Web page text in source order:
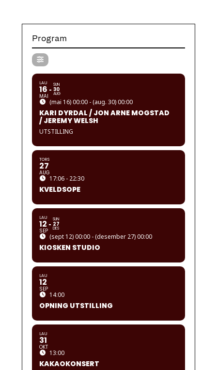
Program
LAU
16
MAI
SUN
30
AUG
(mai 16) 00:00 - (aug. 30) 00:00
KARI DYRDAL / JON ARNE MOGSTAD
/ JEREMY WELSH
UTSTILLING
TORS
27
AUG
17:06 - 22:30
KVELDSOPE
LAU
12
SEP
SUN
27
DES
(sept 12) 00:00 - (desember 27) 00:00
KIOSKEN STUDIO
LAU
12
SEP
14:00
OPNING UTSTILLING
LAU
31
OKT
13:00
KAKAOKONSERT